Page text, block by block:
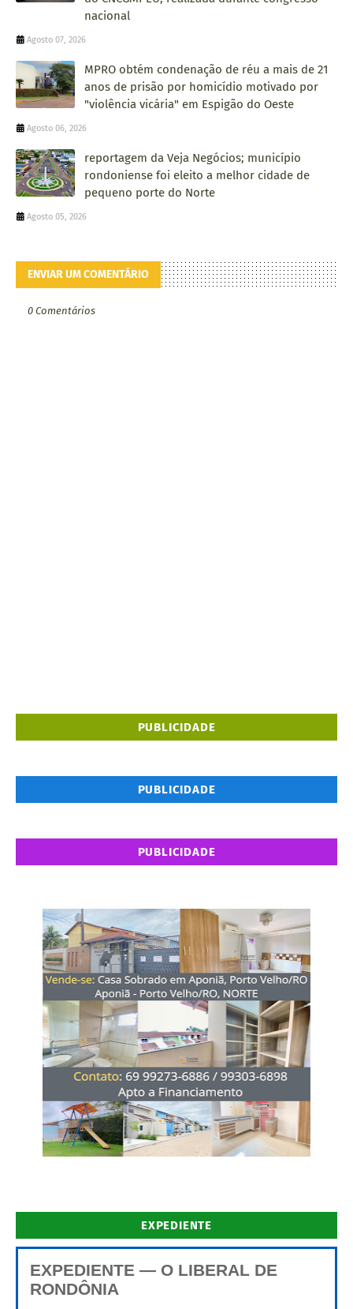
nacional
Agosto 07, 2026
MPRO obtém condenação de réu a mais de 21
anos de prisão por homicídio motivado por
"violência vicária" em Espigão do Oeste
Agosto 06, 2026
reportagem da Veja Negócios; município
rondoniense foi eleito a melhor cidade de
pequeno porte do Norte
Agosto 05, 2026
ENVIAR UM COMENTÁRIO
0 Comentários
PUBLICIDADE
PUBLICIDADE
PUBLICIDADE
EXPEDIENTE
EXPEDIENTE — O LIBERAL DE
RONDÔNIA